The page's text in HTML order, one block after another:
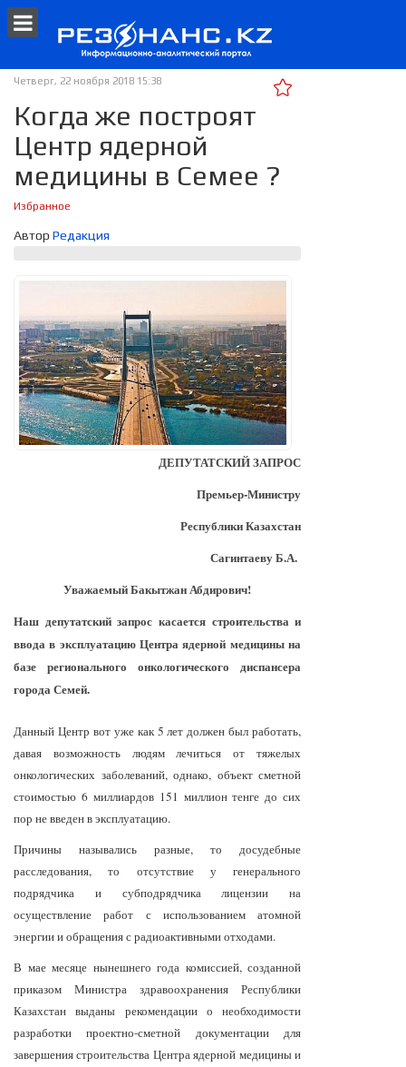
Четверг, 22 ноября 2018 15:38
Когда же построят
Центр ядерной
медицины в Семее ?
Избранное
Автор Редакция
ДЕПУТАТСКИЙ ЗАПРОС
Премьер-Министру
Республики Казахстан
Сагинтаеву Б.А.
Уважаемый Бакытжан Абдирович!
Наш депутатский запрос касается строительства и
ввода в эксплуатацию Центра ядерной медицины на
базе регионального онкологического диспансера
города Семей.
Данный Центр вот уже как 5 лет должен был работать,
давая возможность людям лечиться от тяжелых
онкологических заболеваний, однако, объект сметной
стоимостью 6 миллиардов 151 миллион тенге до сих
пор не введен в эксплуатацию.
Причины назывались разные, то досудебные
расследования, то отсутствие у генерального
подрядчика и субподрядчика лицензии на
осуществление работ с использованием атомной
энергии и обращения с радиоактивными отходами.
В мае месяце нынешнего года комиссией, созданной
приказом Министра здравоохранения Республики
Казахстан выданы рекомендации о необходимости
разработки проектно-сметной документации для
завершения строительства Центра ядерной медицины и